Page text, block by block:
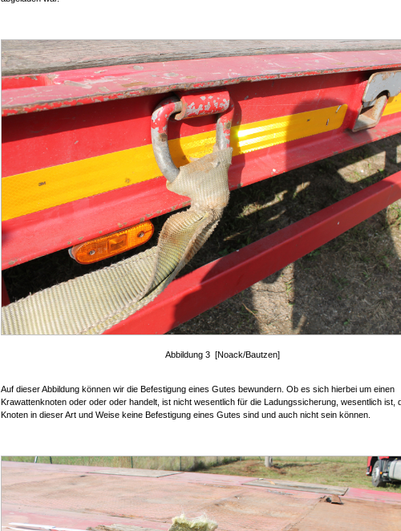
Abbildung 3 [Noack/Bautzen]
Auf dieser Abbildung können wir die Befestigung eines Gutes bewundern. Ob es sich hierbei um einen
Krawattenknoten oder oder oder handelt, ist nicht wesentlich für die Ladungssicherung, wesentlich ist,
Knoten in dieser Art und Weise keine Befestigung eines Gutes sind und auch nicht sein können.